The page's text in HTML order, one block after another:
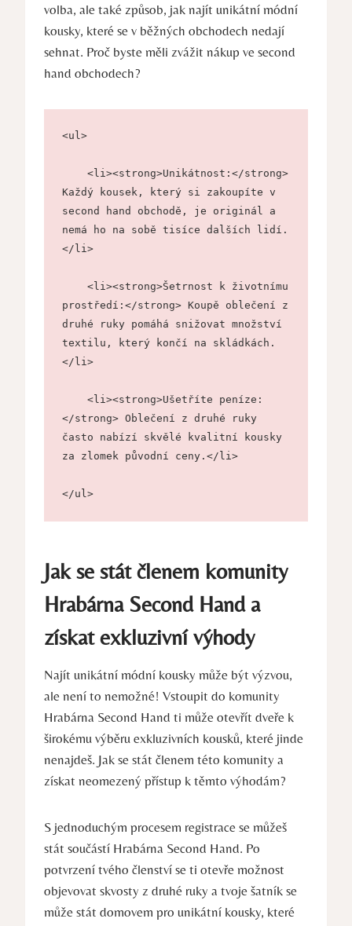
volba, ale také způsob, jak najít unikátní módní
kousky, které se v běžných obchodech nedají
sehnat. Proč byste měli zvážit nákup ve second
hand obchodech?
<ul>
Každý kousek, který si zakoupíte v
second hand obchodě, je originál a
nemá ho na sobě tisíce dalších lidí.
</li>
prostředí:</strong> Koupě oblečení z
druhé ruky pomáhá snižovat množství
textilu, který končí na skládkách.
</li>
</strong> Oblečení z druhé ruky
často nabízí skvělé kvalitní kousky
za zlomek původní ceny.</li>
</ul>
Jak se stát členem komunity
Hrabárna Second Hand a
získat exkluzivní výhody
Najít unikátní módní kousky může být výzvou,
ale není to nemožné! Vstoupit do komunity
Hrabárna Second Hand ti může otevřít dveře k
širokému výběru exkluzivních kousků, které jinde
nenajdeš. Jak se stát členem této komunity a
získat neomezený přístup k těmto výhodám?
S jednoduchým procesem registrace se můžeš
stát součástí Hrabárna Second Hand. Po
potvrzení tvého členství se ti otevře možnost
objevovat skvosty z druhé ruky a tvoje šatník se
může stát domovem pro unikátní kousky, které